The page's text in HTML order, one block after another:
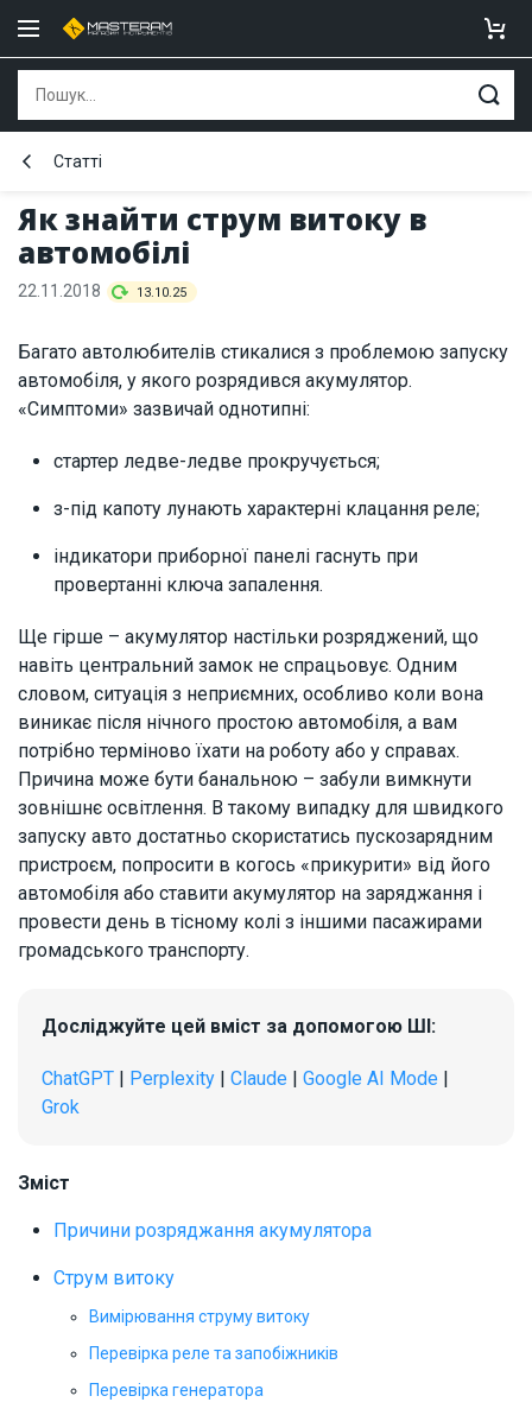
Як знайти струм витоку в
автомобілі
Статті
22.11.2018 13.10.25
Багато автолюбителів стикалися з проблемою запуску
автомобіля, у якого розрядився акумулятор.
«Симптоми» зазвичай однотипні:
стартер ледве-ледве прокручується;
з-під капоту лунають характерні клацання реле;
індикатори приборної панелі гаснуть при
провертанні ключа запалення.
Ще гірше – акумулятор настільки розряджений, що
навіть центральний замок не спрацьовує. Одним
словом, ситуація з неприємних, особливо коли вона
виникає після нічного простою автомобіля, а вам
потрібно терміново їхати на роботу або у справах.
Причина може бути банальною – забули вимкнути
зовнішнє освітлення. В такому випадку для швидкого
запуску авто достатньо скористатись пускозарядним
пристроєм, попросити в когось «прикурити» від його
автомобіля або ставити акумулятор на заряджання і
провести день в тісному колі з іншими пасажирами
громадського транспорту.
Досліджуйте цей вміст за допомогою ШІ:
ChatGPT | Perplexity | Claude | Google AI Mode |
Grok
Зміст
Причини розряджання акумулятора
Струм витоку
Вимірювання струму витоку
Перевірка реле та запобіжників
Перевірка генератора